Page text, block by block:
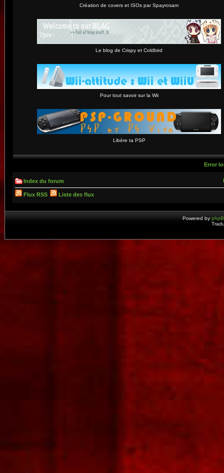
Création de covers et ISOs par Spayrosam
Le blog de Crispy et Coldbird
Pour tout savoir sur la Wii
Libère ta PSP
Error
Index du forum
Flux RSS Liste des flux
Powered by